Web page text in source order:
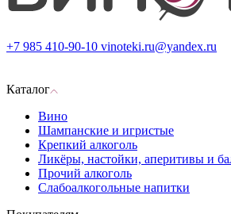
+7 985 410-90-10 vinoteki.ru@yandex.ru
Каталог
Вино
Шампанские и игристые
Крепкий алкоголь
Ликёры, настойки, аперитивы и
Прочий алкоголь
Слабоалкогольные напитки